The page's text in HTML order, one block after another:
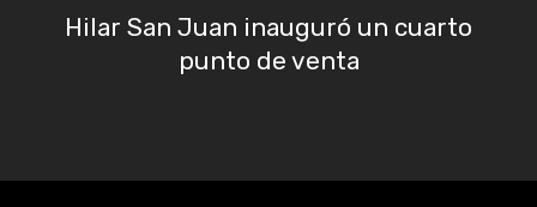
Hilar San Juan inauguró un cuarto
punto de venta